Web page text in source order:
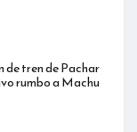
tren de Pachar
rumbo a Machu